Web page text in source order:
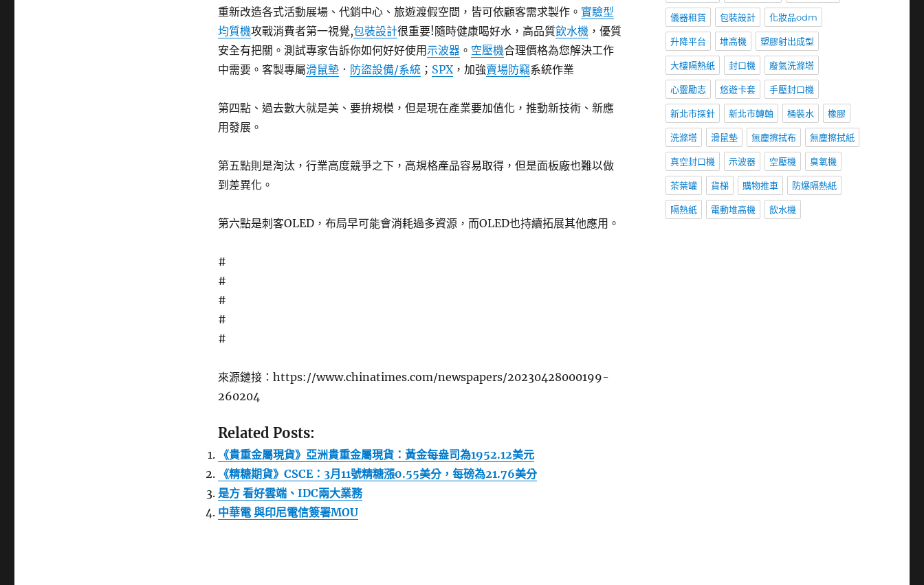
重新改造各式活動展場、代銷中心、旅遊渡假空間，皆可依顧客需求製作。 實驗型
均質機攻戰消費者第一視覺,包裝設計很重要!隨時健康喝好水，高品質飲水機，優質
安全有把關。測試專家告訴你如何好好使用示波器。 空壓機合理價格為您解決工作
中需要。客製專屬滑鼠墊． 防盜設備/系統； SPX，加強賣場防竊系統作業
第四點、過去數大就是美、要拚規模，但是現在產業要加值化，推動新技術、新應
用發展。
第五點則是淘汰，行業高度競爭之下，高規格產品容易取得，但是面板廠也難以做
到差異化。
第六點是刺客OLED，布局早可能會消耗過多資源，而OLED也持續拓展其他應用。
#
#
#
#
#
來源鏈接：https://www.chinatimes.com/newspapers/20230428000199-
260204
Related Posts:
《貴重金屬現貨》亞洲貴重金屬現貨：黃金每盎司為1952.12美元
《精糖期貨》CSCE：3月11號精糖漲0.55美分，每磅為21.76美分
是方 看好雲端、IDC兩大業務
中華電 與印尼電信簽署MOU
儀器租賃 包裝設計 化妝品odm
升降平台 堆高機 塑膠射出成型
大樓隔熱紙 封口機 廢氣洗滌塔
心靈勵志 悠遊卡套 手壓封口機
新北市探針 新北市轉軸 桶裝水 橡膠
洗滌塔 滑鼠墊 無塵擦拭布 無塵擦拭紙
真空封口機 示波器 空壓機 臭氧機
茶葉罐 貨梯 購物推車 防爆隔熱紙
隔熱紙 電動堆高機 飲水機